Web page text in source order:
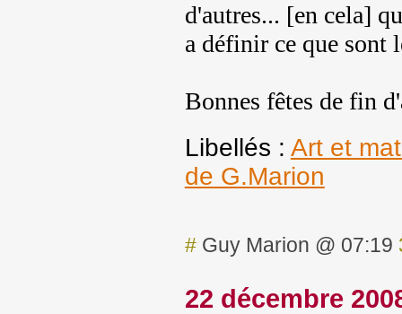
d'autres... [en cela]
a définir ce que sont
Bonnes fêtes de fin
Libellés : Art et
de G.Marion
#Guy Marion @ 07:19
22 décembre